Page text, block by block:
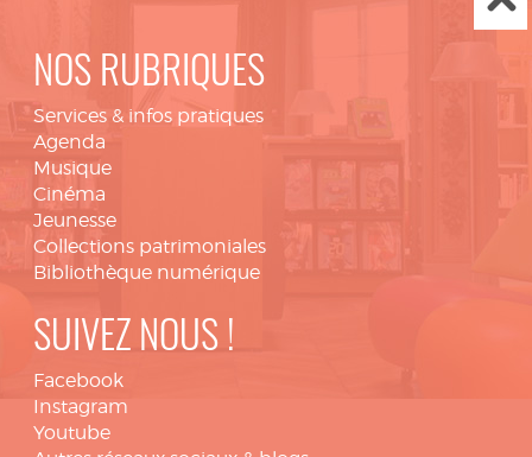
NOS RUBRIQUES
Services & infos pratiques
Agenda
Musique
Cinéma
Jeunesse
Collections patrimoniales
Bibliothèque numérique
SUIVEZ NOUS !
Facebook
Instagram
Youtube